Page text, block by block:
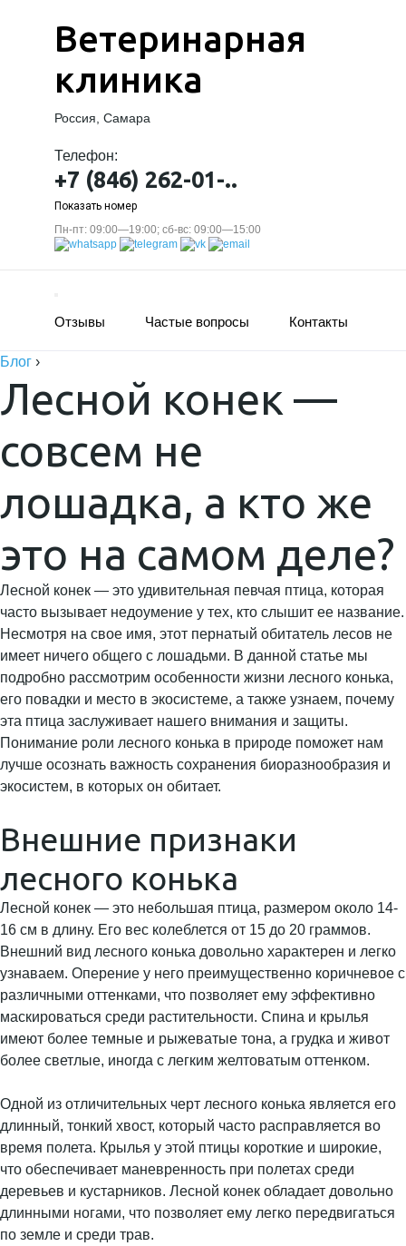
Ветеринарная
клиника
Россия, Самара
Телефон:
+7 (846) 262-01-..
Показать номер
Пн-пт: 09:00—19:00; сб-вс: 09:00—15:00
Отзывы Частые вопросы Контакты
Блог ›
Лесной конек —
совсем не
лошадка, а кто же
это на самом деле?
Лесной конек — это удивительная певчая птица, которая
часто вызывает недоумение у тех, кто слышит ее название.
Несмотря на свое имя, этот пернатый обитатель лесов не
имеет ничего общего с лошадьми. В данной статье мы
подробно рассмотрим особенности жизни лесного конька,
его повадки и место в экосистеме, а также узнаем, почему
эта птица заслуживает нашего внимания и защиты.
Понимание роли лесного конька в природе поможет нам
лучше осознать важность сохранения биоразнообразия и
экосистем, в которых он обитает.
Внешние признаки
лесного конька
Лесной конек — это небольшая птица, размером около 14-
16 см в длину. Его вес колеблется от 15 до 20 граммов.
Внешний вид лесного конька довольно характерен и легко
узнаваем. Оперение у него преимущественно коричневое с
различными оттенками, что позволяет ему эффективно
маскироваться среди растительности. Спина и крылья
имеют более темные и рыжеватые тона, а грудка и живот
более светлые, иногда с легким желтоватым оттенком.
Одной из отличительных черт лесного конька является его
длинный, тонкий хвост, который часто расправляется во
время полета. Крылья у этой птицы короткие и широкие,
что обеспечивает маневренность при полетах среди
деревьев и кустарников. Лесной конек обладает довольно
длинными ногами, что позволяет ему легко передвигаться
по земле и среди трав.